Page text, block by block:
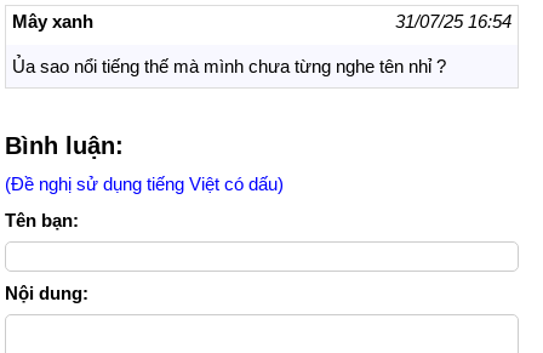
Mây xanh 31/07/25 16:54
Ủa sao nổi tiếng thế mà mình chưa từng nghe tên nhỉ ?
Bình luận:
(Đề nghị sử dụng tiếng Việt có dấu)
Tên bạn:
Nội dung: